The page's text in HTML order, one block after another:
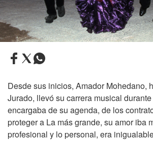
Desde sus inicios, Amador Mohedano,
Jurado, llevó su carrera musical
encargaba de su agenda, de los
proteger a La más grande, su amor iba
profesional y lo personal, era